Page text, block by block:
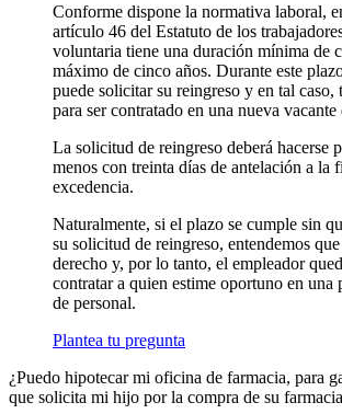
Conforme dispone la normativa laboral,
artículo 46 del Estatuto de los
voluntaria tiene una duración mínima de
máximo de cinco años. Durante este
puede solicitar su reingreso y en tal caso,
para ser contratado en una nueva vacante
La solicitud de reingreso deberá hacerse
menos con treinta días de antelación a la
excedencia.
Naturalmente, si el plazo se cumple sin
su solicitud de reingreso, entendemos
derecho y, por lo tanto, el empleador
contratar a quien estime oportuno en una
de personal.
Plantea tu pregunta
¿Puedo hipotecar mi oficina de farmacia, para
que solicita mi hijo por la compra de su